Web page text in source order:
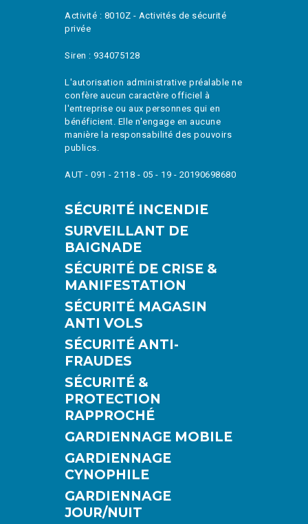
Activité : 8010Z - Activités de sécurité
privée
Siren : 934075128
L'autorisation administrative préalable ne
confère aucun caractère officiel à
l'entreprise ou aux personnes qui en
bénéficient. Elle n'engage en aucune
manière la responsabilité des pouvoirs
publics.
AUT - 091 - 2118 - 05 - 19 - 20190698680
SÉCURITÉ INCENDIE
SURVEILLANT DE
BAIGNADE
SÉCURITÉ DE CRISE &
MANIFESTATION
SÉCURITÉ MAGASIN
ANTI VOLS
SÉCURITÉ ANTI-
FRAUDES
SÉCURITÉ &
PROTECTION
RAPPROCHÉ
GARDIENNAGE MOBILE
GARDIENNAGE
CYNOPHILE
GARDIENNAGE
JOUR/NUIT